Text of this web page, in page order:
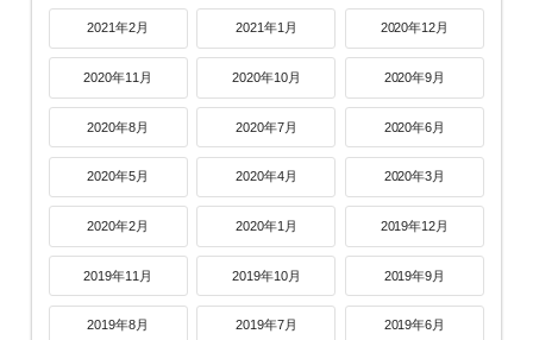
2021年2月 2021年1月 2020年12月
2020年11月 2020年10月 2020年9月
2020年8月 2020年7月 2020年6月
2020年5月 2020年4月 2020年3月
2020年2月 2020年1月 2019年12月
2019年11月 2019年10月 2019年9月
2019年8月 2019年7月 2019年6月